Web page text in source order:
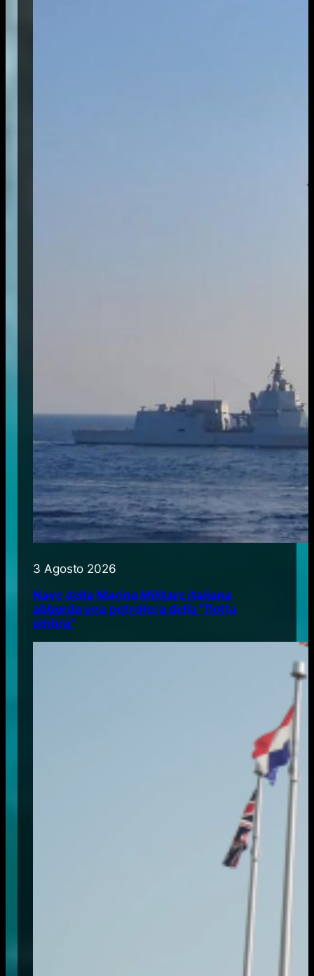
3 Agosto 2026
Nave della Marina Militare italiana
abborda una petroliera della “flotta
ombra”